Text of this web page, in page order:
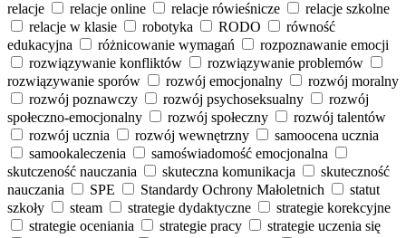
relacje
relacje online relacje rówieśnicze
relacje szkolne
relacje w klasie
robotyka RODO
równość
edukacyjna
różnicowanie wymagań
rozpoznawanie emocji
rozwiązywanie konfliktów
rozwiązywanie problemów
rozwiązywanie sporów
rozwój emocjonalny
rozwój moralny
rozwój poznawczy
rozwój psychoseksualny
rozwój
społeczno‑emocjonalny
rozwój społeczny
rozwój talentów
rozwój ucznia
rozwój wewnętrzny
samoocena ucznia
samookaleczenia
samoświadomość emocjonalna
skutczeność nauczania
skuteczna komunikacja
skuteczność
nauczania
SPE Standardy Ochrony Małoletnich
statut
szkoły
steam strategie dydaktyczne
strategie korekcyjne
strategie oceniania
strategie pracy
strategie uczenia się